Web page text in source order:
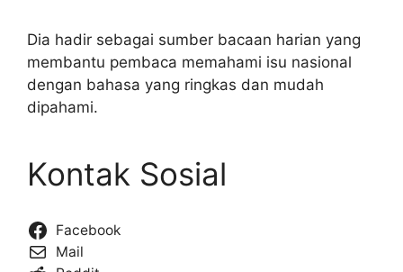
Dia hadir sebagai sumber bacaan harian yang
membantu pembaca memahami isu nasional
dengan bahasa yang ringkas dan mudah
dipahami.
Kontak Sosial
Facebook
Mail